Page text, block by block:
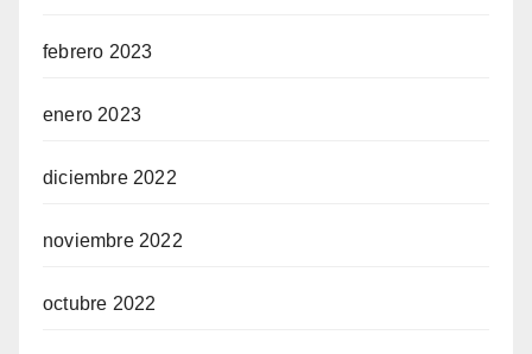
febrero 2023
enero 2023
diciembre 2022
noviembre 2022
octubre 2022